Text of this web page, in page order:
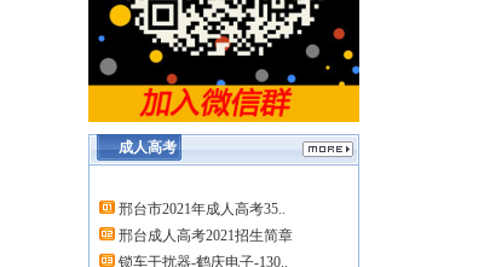
成人高考
邢台市2021年成人高考35..
邢台成人高考2021招生简章
锁车干扰器-鹤庆电子-130..